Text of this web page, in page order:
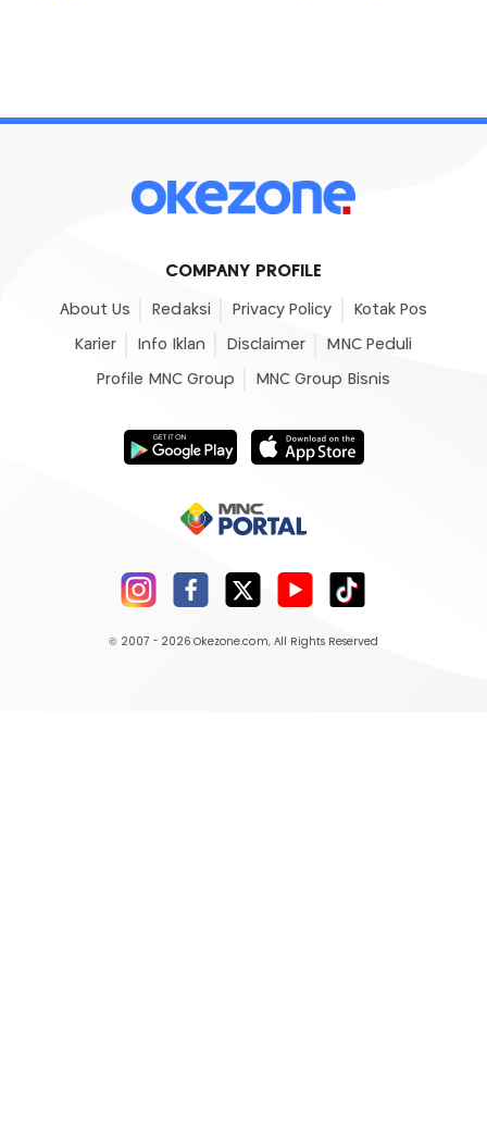
COMPANY PROFILE
About Us Redaksi Privacy Policy Kotak Pos
Karier Info Iklan Disclaimer MNC Peduli
Profile MNC Group MNC Group Bisnis
© 2007 - 2026 Okezone.com, All Rights Reserved